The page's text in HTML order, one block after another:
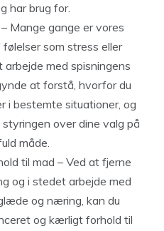
har brug for.
– Mange gange er vores
som stress eller
med spisningens
at forstå, hvorfor du
i bestemte situationer, og
over dine valg på
måde.
til mad – Ved at fjerne
og i stedet arbejde med
og næring, kan du
og kærligt forhold til